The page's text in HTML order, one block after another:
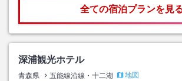
全ての宿泊プランを見
深浦観光ホテル
青森県 五能線沿線・十二湖
地図